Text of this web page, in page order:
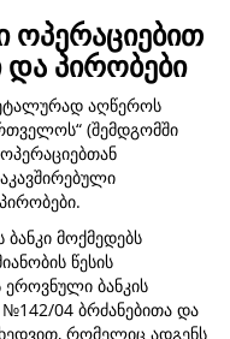
და პირობები
აღწეროს
(შემდგომში
მოქმედებს
წესის
ეროვნული ბანკის
04 ბრძანებითა და
რომელიც ადგენს